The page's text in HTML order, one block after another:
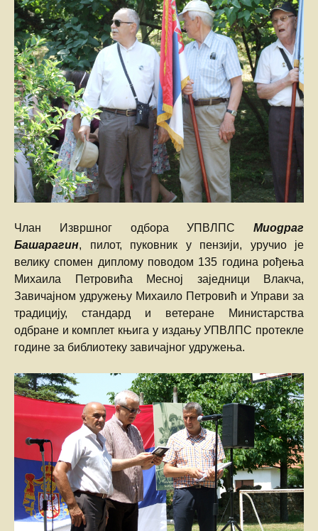
Члан Извршног одбора УПВЛПС Миодраг
Башарагин, пилот, пуковник у пензији, уручио је
велику спомен диплому поводом 135 година рођења
Михаила Петровића Месној заједници Влакча,
Завичајном удружењу Михаило Петровић и Управи за
традицију, стандард и ветеране Министарства
одбране и комплет књига у издању УПВЛПС протекле
године за библиотеку завичајног удружења.